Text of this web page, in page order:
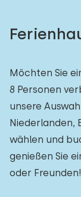
Möchten Sie
8 Personen
unsere
Niederlanden,
wählen und
genießen Sie
oder Freunden!